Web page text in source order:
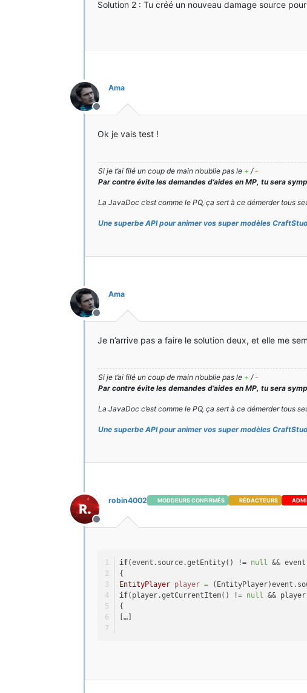
Solution 2 : Tu créé un nouveau damage source
Hors-ligne
Ama
Ok je vais test !
Si je t’ai filé un coup de main n’oublie pas le + / -
Par contre évite les demandes d’aides en MP, tu sera
La JavaDoc c’est comme le PQ, ça sert à ce démerder tous
Une superbe API pour animer vos super modèles
Hors-ligne
Ama
Je n’arrive pas a faire le solution deux, et elle me
Si je t’ai filé un coup de main n’oublie pas le + / -
Par contre évite les demandes d’aides en MP, tu sera
La JavaDoc c’est comme le PQ, ça sert à ce démerder tous
Une superbe API pour animer vos super modèles
Hors-ligne
robin4002 MODDEURS CONFIRMÉS RÉDACTEURS
if(event.source.getEntity() != null &&
{
EntityPlayer player =
if(player.getCurrentItem() != null
&&
{
[…]